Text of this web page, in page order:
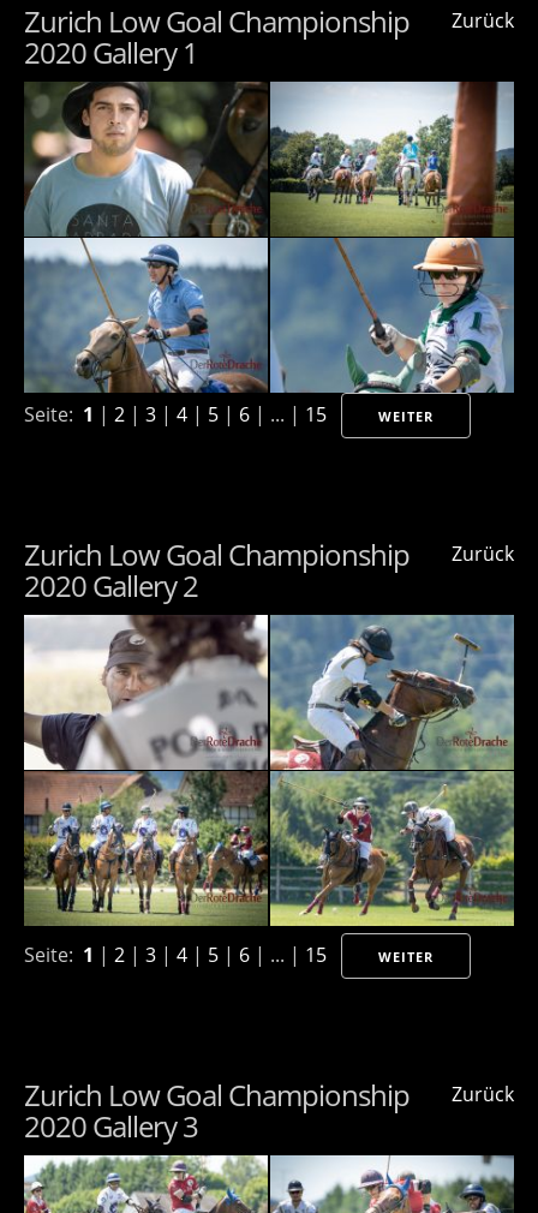
Zurück
Zurich Low Goal Championship
2020 Gallery 1
Seite: 1 | 2 | 3 | 4 | 5 | 6 | ... | 15 WEITER
Zurück
Zurich Low Goal Championship
2020 Gallery 2
Seite: 1 | 2 | 3 | 4 | 5 | 6 | ... | 15 WEITER
Zurück
Zurich Low Goal Championship
2020 Gallery 3